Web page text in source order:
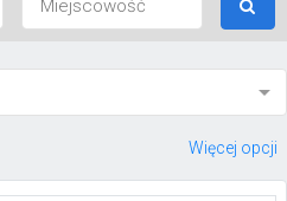
Więcej opcji